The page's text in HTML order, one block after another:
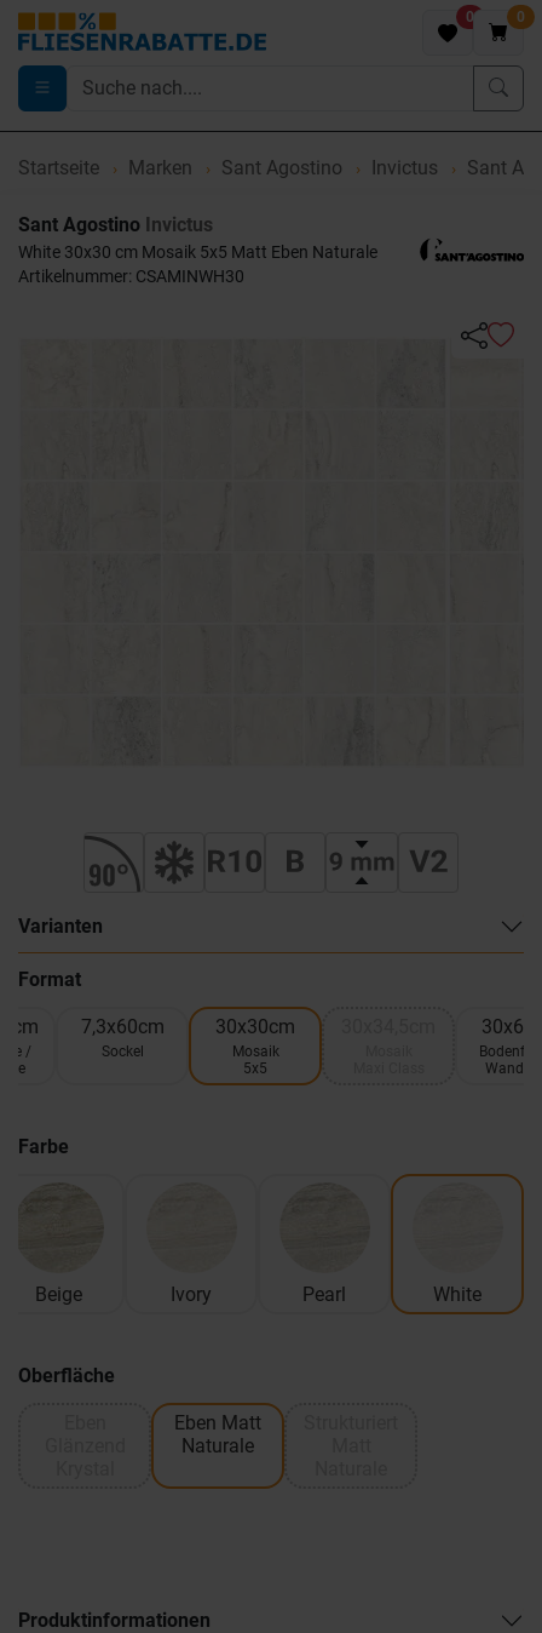
0 0
Startseite Marken Sant Agostino Invictus Sant
Sant Agostino Invictus
White 30x30 cm Mosaik 5x5 Matt Eben Naturale
Artikelnummer: CSAMINWH30
Varianten
Format
/
7,3x60cm
Sockel
30x30cm
Mosaik
5x5
Farbe
Beige Ivory Pearl White
Oberfläche
Eben Matt
Naturale
Produktinformationen